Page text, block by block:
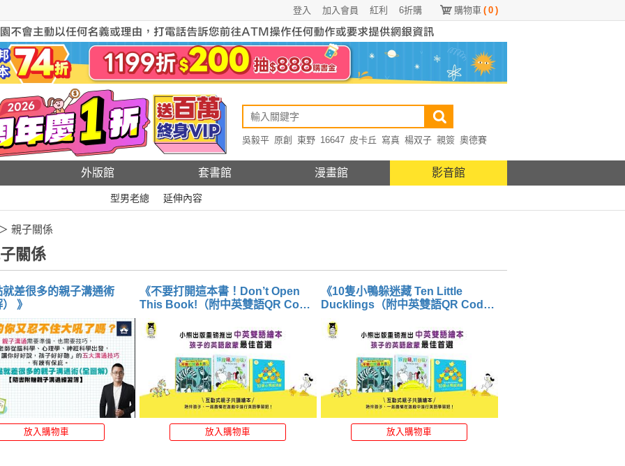
購物車 ( 0 )
6折購
紅利
加入會員
登入
吳毅平 原創 東野 16647 皮卡丘 寫真 楊双子 親簽 奧德賽
外版館 套書館 漫畫館 影音館
型男老總 延伸內容
親子關係
關係
差很多的親子溝通術
（全圖解） 》
放入購物車
《不要打開這本書！Don’t Open
This Book!（附中英雙語QR Code
放入購物車
《10隻小鴨躲迷藏 Ten Little
Ducklings（附中英雙語QR Code
放入購物車